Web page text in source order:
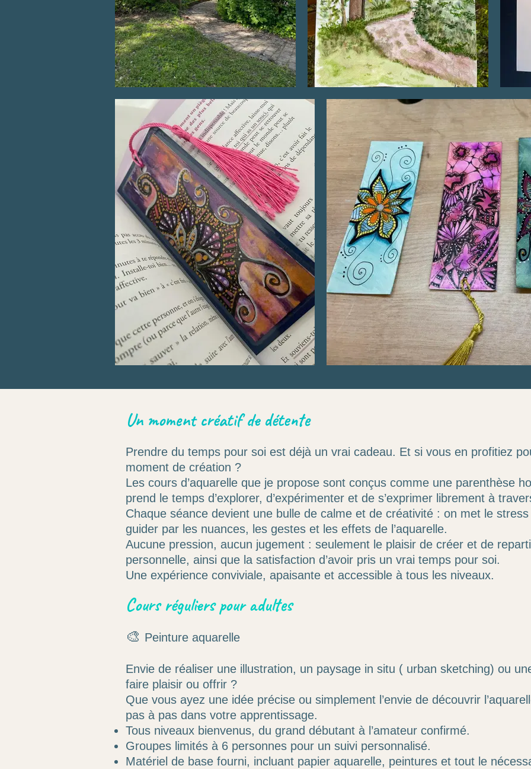
Un moment créatif de détente
Prendre du temps pour soi est déjà un vrai cadeau. Et si vous en profitiez
moment de création ?
Les cours d’aquarelle que je propose sont conçus comme une parenthèse
prend le temps d’explorer, d’expérimenter et de s’exprimer librement à
Chaque séance devient une bulle de calme et de créativité : on met le
guider par les nuances, les gestes et les effets de l’aquarelle.
Aucune pression, aucun jugement : seulement le plaisir de créer et de
personnelle, ainsi que la satisfaction d’avoir pris un vrai temps pour soi.
Une expérience conviviale, apaisante et accessible à tous les niveaux.
Cours réguliers pour adultes
🎨 Peinture aquarelle
Envie de réaliser une illustration, un paysage in situ ( urban sketching) ou
faire plaisir ou offrir ?
Que vous ayez une idée précise ou simplement l’envie de découvrir
pas à pas dans votre apprentissage.
Tous niveaux bienvenus, du grand débutant à l’amateur confirmé.
Groupes limités à 6 personnes pour un suivi personnalisé.
Matériel de base fourni, incluant papier aquarelle, peintures et tout le